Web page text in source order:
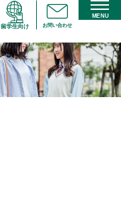
MENU
留学生向け お問い合わせ